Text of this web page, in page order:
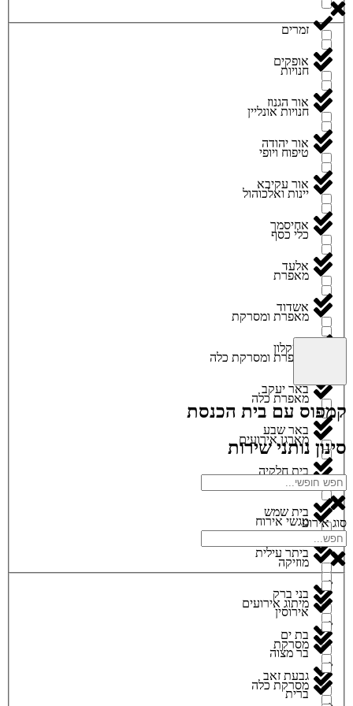
זמרים
חנויות
חנויות אונליין
טיפוח ויופי
יינות ואלכוהול
כלי כסף
מאפרת
מאפרת ומסרקת
מאפרת ומסרקת כלה
מאפרת כלה
מארגן אירועים
מגנטים
מגשי אירוח
מוזיקה
מיתוג אירועים
מסרקת
מסרקת כלה
אופקים
אור הגנוז
אור יהודה
אור עקיבא
אחיסמך
אלעד
אשדוד
אשקלון
באר יעקב
באר שבע
בית חלקיה
בית שמש
ביתר עילית
בני ברק
בת ים
גבעת זאב
קמפוס עם בית הכנסת
סינון נותני שירות
סוג אירוע
אירוסין
בר מצוה
ברית